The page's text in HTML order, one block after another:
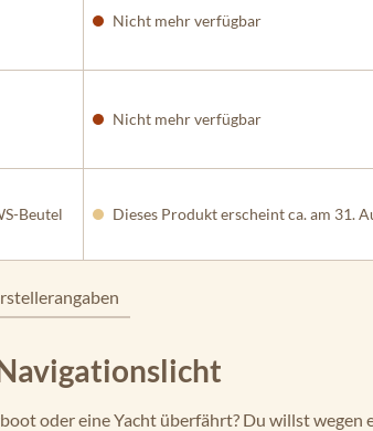
Nicht mehr verfügbar
Nicht mehr verfügbar
Beutel Dieses Produkt erscheint ca. am 31.
oder eine Yacht überfährt? Du willst